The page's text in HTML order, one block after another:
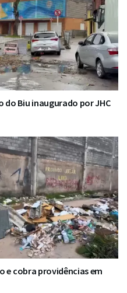
do Biu inaugurado por JHC
e cobra providências em